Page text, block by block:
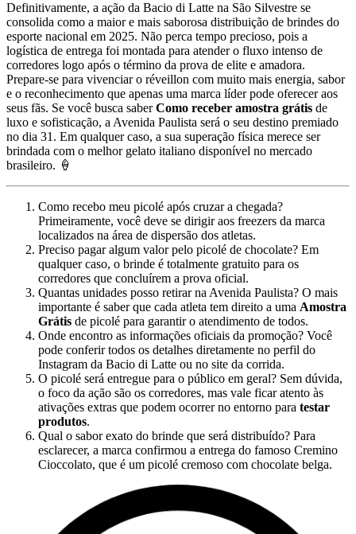
Definitivamente, a ação da Bacio di Latte na São Silvestre se
consolida como a maior e mais saborosa distribuição de brindes do
esporte nacional em 2025. Não perca tempo precioso, pois a
logística de entrega foi montada para atender o fluxo intenso de
corredores logo após o término da prova de elite e amadora.
Prepare-se para vivenciar o réveillon com muito mais energia, sabor
e o reconhecimento que apenas uma marca líder pode oferecer aos
seus fãs. Se você busca saberComo receber amostra grátis de
luxo e sofisticação, a Avenida Paulista será o seu destino premiado
no dia 31. Em qualquer caso, a sua superação física merece ser
brindada com o melhor gelato italiano disponível no mercado
brasileiro. 🍦
Como recebo meu picolé após cruzar a chegada?
Primeiramente, você deve se dirigir aos freezers da marca
localizados na área de dispersão dos atletas.
Preciso pagar algum valor pelo picolé de chocolate? Em
qualquer caso, o brinde é totalmente gratuito para os
corredores que concluírem a prova oficial.
Quantas unidades posso retirar na Avenida Paulista? O mais
importante é saber que cada atleta tem direito a uma Amostra
Grátis de picolé para garantir o atendimento de todos.
Onde encontro as informações oficiais da promoção? Você
pode conferir todos os detalhes diretamente no perfil do
Instagram da Bacio di Latte ou no site da corrida.
O picolé será entregue para o público em geral? Sem dúvida,
o foco da ação são os corredores, mas vale ficar atento às
ativações extras que podem ocorrer no entorno para testar
produtos.
Qual o sabor exato do brinde que será distribuído? Para
esclarecer, a marca confirmou a entrega do famoso Cremino
Cioccolato, que é um picolé cremoso com chocolate belga.